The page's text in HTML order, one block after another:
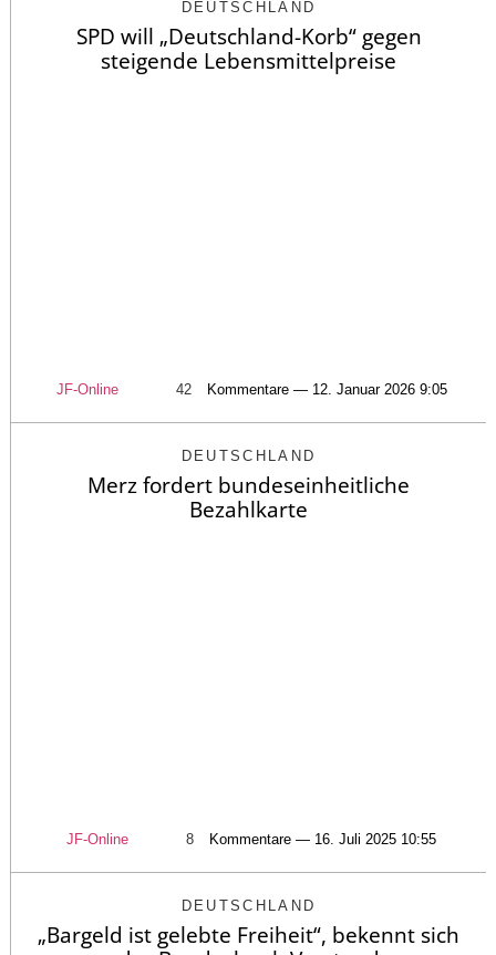
DEUTSCHLAND
SPD will „Deutschland-Korb“ gegen
steigende Lebensmittelpreise
JF-Online 42 Kommentare — 12. Januar 2026 9:05
DEUTSCHLAND
Merz fordert bundeseinheitliche
Bezahlkarte
JF-Online 8 Kommentare — 16. Juli 2025 10:55
DEUTSCHLAND
„Bargeld ist gelebte Freiheit“, bekennt sich